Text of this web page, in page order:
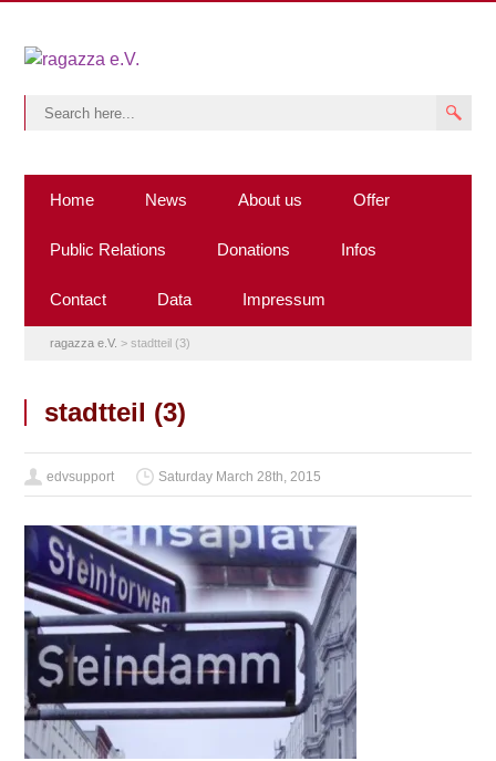
Home News About us Offer
Public Relations Donations Infos
Contact Data Impressum
ragazza e.V. >stadtteil (3)
stadtteil (3)
edvsupport Saturday March 28th, 2015